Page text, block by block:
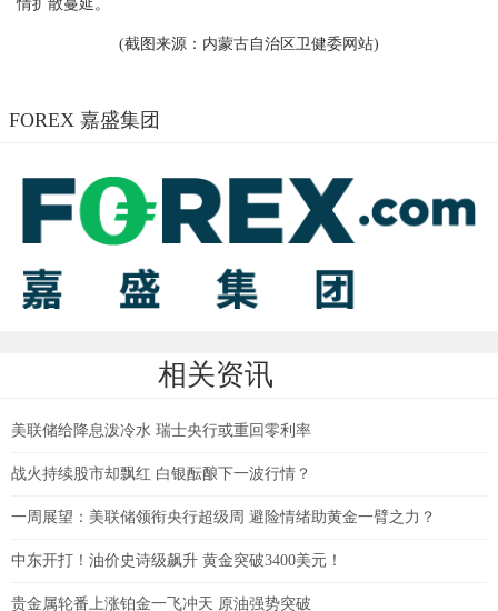
情扩散蔓延。
(截图来源：内蒙古自治区卫健委网站)
FOREX 嘉盛集团
相关资讯
美联储给降息泼冷水 瑞士央行或重回零利率
战火持续股市却飘红 白银酝酿下一波行情？
一周展望：美联储领衔央行超级周 避险情绪助黄金一臂之力？
中东开打！油价史诗级飙升 黄金突破3400美元！
贵金属轮番上涨铂金一飞冲天 原油强势突破